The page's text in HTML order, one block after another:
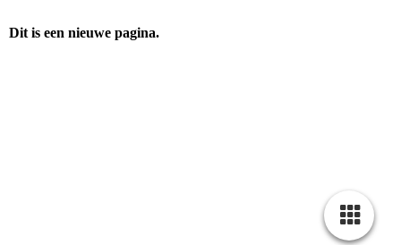
Dit is een nieuwe pagina.